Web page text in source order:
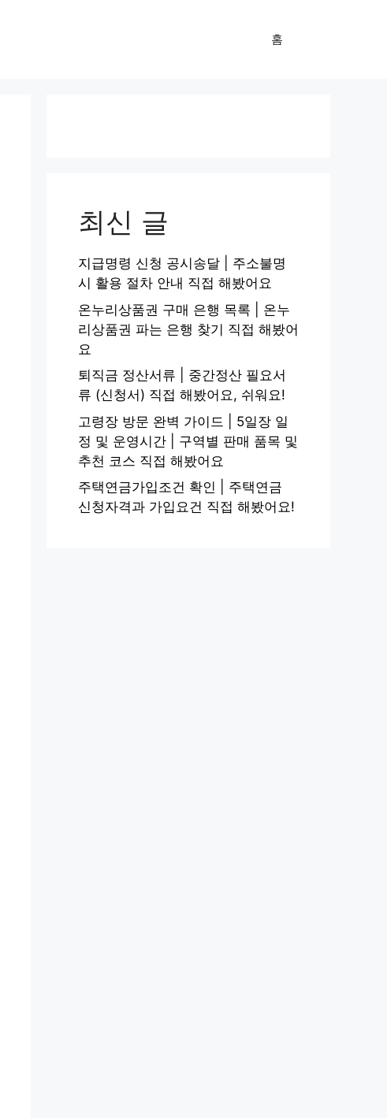
홈
최신 글
지급명령 신청 공시송달 | 주소불명
시 활용 절차 안내 직접 해봤어요
온누리상품권 구매 은행 목록 | 온누
리상품권 파는 은행 찾기 직접 해봤어
요
퇴직금 정산서류 | 중간정산 필요서
류 (신청서) 직접 해봤어요, 쉬워요!
고령장 방문 완벽 가이드 | 5일장 일
정 및 운영시간 | 구역별 판매 품목 및
추천 코스 직접 해봤어요
주택연금가입조건 확인 | 주택연금
신청자격과 가입요건 직접 해봤어요!